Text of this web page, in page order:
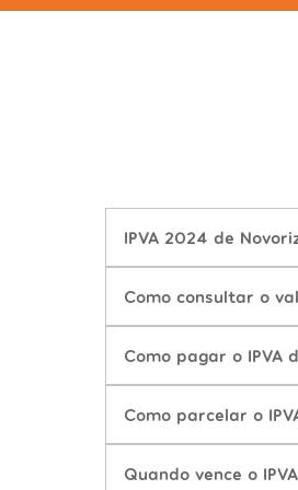
IPVA 2024 de
Como consultar o
Como pagar o IPVA
Como parcelar o
Quando vence o